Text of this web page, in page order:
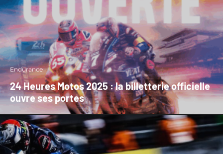
Endurance
24 Heures Motos 2025 : la billetterie officielle
ouvre ses portes